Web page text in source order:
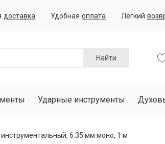
доставка Удобная оплата Лёгкий
Найти
Ударные инструменты
6.35 мм моно, 1 м